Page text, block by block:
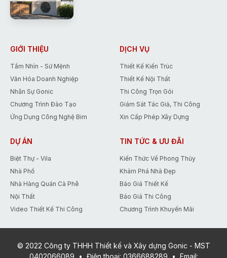
quanh bao gồm cây xanh, tiểu cảnh,
thiết kế hợp lý, cảnh quan sân vườn
không chỉ tăng giá trị thẩm mỹ mà còn
cải thiện chất lượng
GIỚI THIỆU
Tầm Nhìn - Sứ Mệnh
Văn Hóa Doanh Nghiệp
Nhân Sự Gonic
Chương Trình Đào Tạo
Ứng Dụng Công Nghệ Bim
DỊCH VỤ
Thiết Kế Kiến Trúc
Thiết Kế Nội Thất
Thi Công Trọn Gói
Giám Sát Tác Giả, Thi Công
Xin Cấp Phép Xây Dựng
DỰ ÁN
Biệt Thự - Vila
Nhà Phố
Nhà Hàng Quán Cà Phê
Nội Thất
Video Thiết Kế Thi Công
TIN TỨC & ƯU ĐÃI
Kiến Thức Về Phong Thủy
Khám Phá Nhà Đẹp
Báo Giá Thiết Kế
Báo Giá Thi Công
Chương Trình Khuyến Mãi
© 2022 Công ty THHH Thiết kế và Xây dựng Gonic - MST
0402066089
• Điện thoại: 0366688289 • Email: